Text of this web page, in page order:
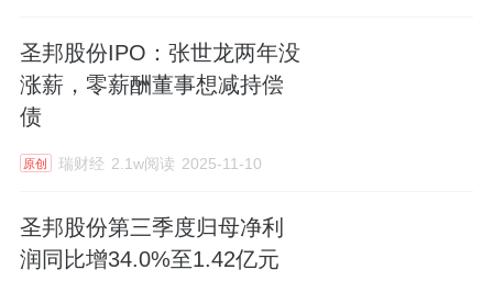
圣邦股份IPO：张世龙两年没
涨薪，零薪酬董事想减持偿
债
原创 瑞财经 2.1w阅读 2025-11-10
圣邦股份第三季度归母净利
润同比增34.0%至1.42亿元